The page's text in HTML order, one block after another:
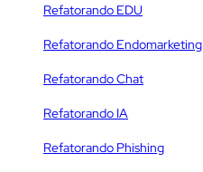
Refatorando EDU
Refatorando Endomarketing
Refatorando Chat
Refatorando IA
Refatorando Phishing